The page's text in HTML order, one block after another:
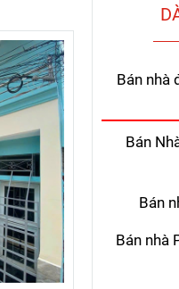
cuộc
nỗi đau
Bán nhà
Bán
Bán
Bán nhà